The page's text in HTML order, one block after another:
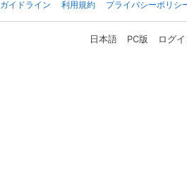
ガイドライン 利用規約 プライバシーポリシ
日本語 PC版 ログ